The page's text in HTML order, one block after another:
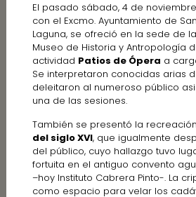
El pasado sábado, 4 de
con el Excmo. Ayuntamiento de
Laguna, se ofreció en la sede de
Museo de Historia y Antropología
actividad Patios de Ópera a
Se interpretaron conocidas arias
deleitaron al numeroso público
una de las sesiones.
También se presentó la
del siglo XVI, que igualmente
del público, cuyo hallazgo tuvo
fortuita en el antiguo convento
–hoy Instituto Cabrera Pinto-. La
como espacio para velar los